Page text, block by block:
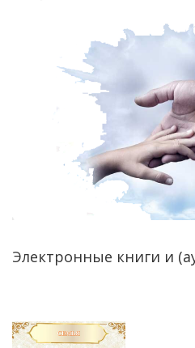
Электронные книги и